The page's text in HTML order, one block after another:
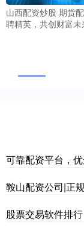
山西配资炒股 期货
聘精英，共创财富未
可靠配资平台，
鞍山配资公司|正
股票交易软件排